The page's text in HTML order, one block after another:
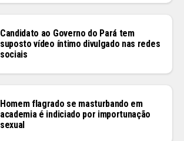
Candidato ao Governo do Pará tem
suposto vídeo íntimo divulgado nas redes
sociais
Homem flagrado se masturbando em
academia é indiciado por importunação
sexual